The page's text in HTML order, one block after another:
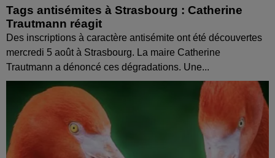
Tags antisémites à Strasbourg : Catherine
Trautmann réagit
Des inscriptions à caractère antisémite ont été découvertes
mercredi 5 août à Strasbourg. La maire Catherine
Trautmann a dénoncé ces dégradations. Une...